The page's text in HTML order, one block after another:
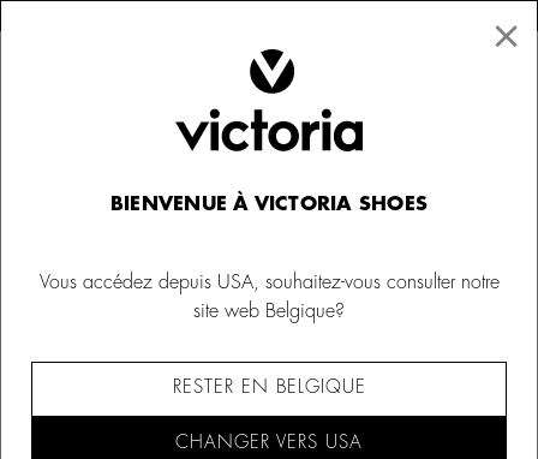
Victoria THINGS
×
BIENVENUE À VICTORIA SHOES
Vous accédez depuis USA, souhaitez-vous consulter notre
site web Belgique?
RESTER EN BELGIQUE
CHANGER VERS USA